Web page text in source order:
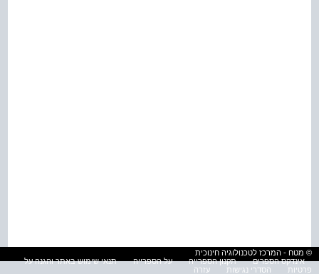
© מטח - המרכז לטכנולוגיה חינוכית
אינדקס הספרים
תקנון הספרייה על הספרייה
תנאי שימוש באתר והגנה על
פרטיות
הסדרי נגישות עזרה